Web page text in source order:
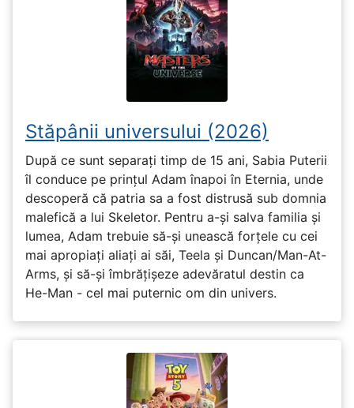
Stăpânii universului (2026)
După ce sunt separați timp de 15 ani, Sabia Puterii
îl conduce pe prințul Adam înapoi în Eternia, unde
descoperă că patria sa a fost distrusă sub domnia
malefică a lui Skeletor. Pentru a-și salva familia și
lumea, Adam trebuie să-și unească forțele cu cei
mai apropiați aliați ai săi, Teela și Duncan/Man-At-
Arms, și să-și îmbrățișeze adevăratul destin ca
He-Man - cel mai puternic om din univers.